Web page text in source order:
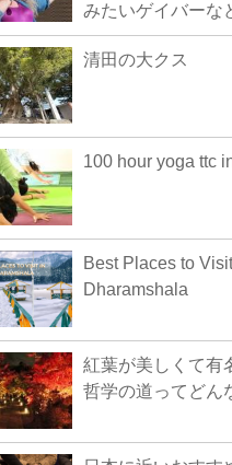
みたいゲイバーな
清田の大クス
100 hour yoga ttc
Best Places to
Dharamshala
紅葉が美しくて有
哲学の道ってどん